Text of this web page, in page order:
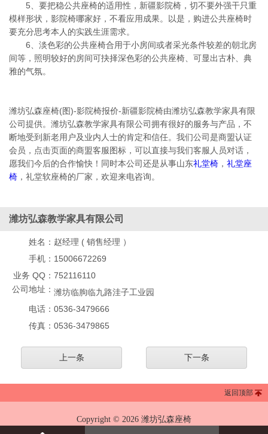
5、要把稳公共座椅的适用性，新疆影院椅，切不要外强干只重
模样形状，影院椅哪家好，不看应用成果。以是，购进公共座椅时
要充分思考本人的实践生涯需求。
6、淡色彩的公共座椅合用于小房间或者采光条件较差的朝北房
间等，照明较好的房间可抉择深色彩的公共座椅、可显出古朴、典
雅的气氛。
潍坊弘森座椅(图)-影院椅报价-新疆影院椅由潍坊弘森教学家具有限
公司提供。潍坊弘森教学家具有限公司拥有很好的服务与产品，不
断地受到新老用户及业内人士的肯定和信任。我们公司是商盟认证
会员，点击页面的商盟客服图标，可以直接与我们客服人员对话，
愿我们今后的合作愉快！同时本公司还是从事山东礼堂椅 ， 礼堂座
椅 ，礼堂软座椅的厂家，欢迎来电咨询。
潍坊弘森教学家具有限公司
姓名： 赵经理 ( 销售经理 ）
手机： 15006672269
业务 QQ： 752116110
公司地址： 潍坊临朐临九路洼子工业园
电话： 0536-3479666
传真： 0536-3479865
上一条 下一条
返回顶部
Copyright © 2026 潍坊弘森座椅